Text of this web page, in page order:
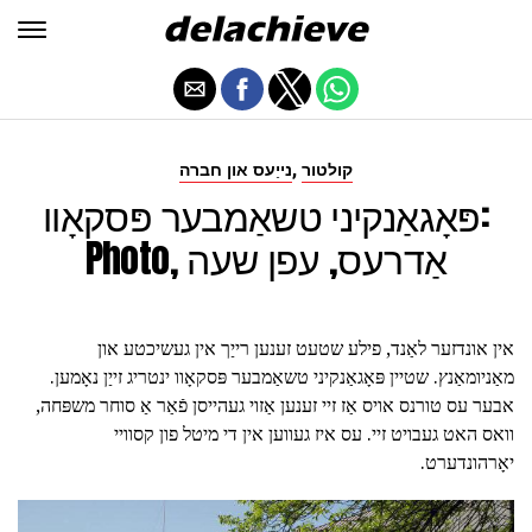
נייַעס און חברה, קולטור
פּאָגאַנקיני טשאַמבער פּסקאָוו:
Photo, אַדרעס, עפן שעה
אין אונדזער לאַנד, פילע שטעט זענען רייַך אין געשיכטע און
מאַניומאַנץ. שטיין פּאָגאַנקיני טשאַמבער פּסקאָוו ינטריג זייַן נאָמען.
אבער עס טורנס אויס אַז זיי זענען אַזוי געהייסן פֿאַר אַ סוחר משפּחה,
וואס האט געבויט זיי. עס איז געווען אין די מיטל פון קסוויי
יאָרהונדערט.